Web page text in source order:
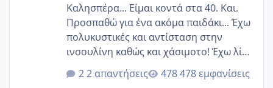
Καλησπέρα... Είμαι κοντά στα 40. Και.
Προσπαθώ για ένα ακόμα παιδάκι... Έχω
πολυκυστικές και αντίσταση στην
ινσουλίνη καθώς και χάσιμοτο! Έχω λίγα
κιλά παραπάνω και όσο κ αν προσπαθώ
δεν χάνω εύκολα! Προσπαθώ για ακόμη
2 απαντήσεις 478 εμφανίσεις